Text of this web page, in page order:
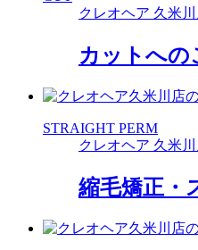
クレオヘア 久米
カットへの
STRAIGHT PERM
クレオヘア 久米
縮毛矯正・